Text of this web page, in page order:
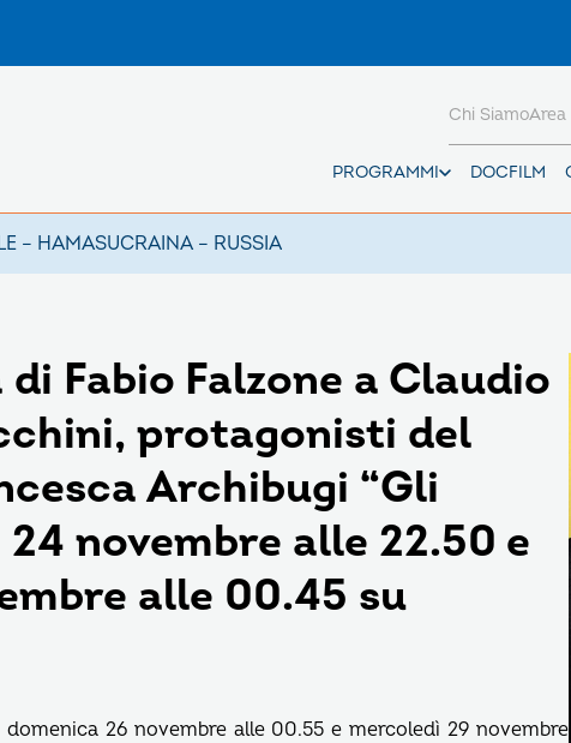
PROGRAMMI DOCFILM
Chi Siamo
– HAMASUCRAINA – RUSSIA
Fabio Falzone a Claudio
protagonisti del
Archibugi “Gli
novembre alle 22.50 e
alle 00.45 su
26 novembre alle 00.55 e mercoledì 29 novembre